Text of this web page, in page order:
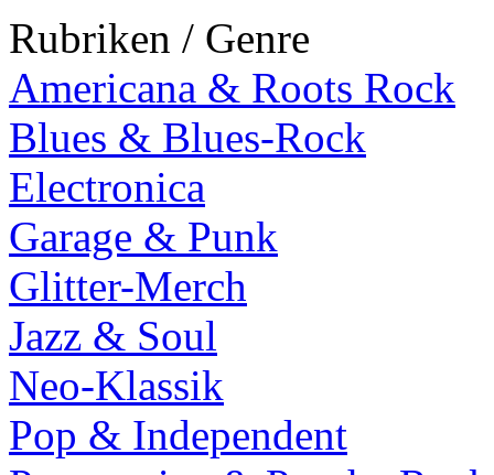
Rubriken / Genre
Americana & Roots Rock
Blues & Blues-Rock
Electronica
Garage & Punk
Glitter-Merch
Jazz & Soul
Neo-Klassik
Pop & Independent